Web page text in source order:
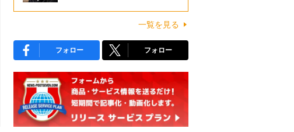
一覧を見る
フォロー フォロー